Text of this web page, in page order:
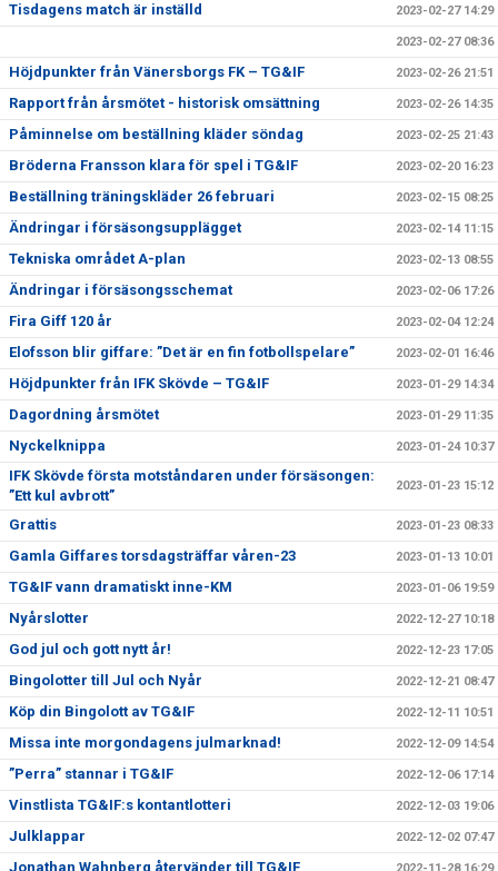
Tisdagens match är inställd 2023-02-27 14:29
2023-02-27 08:36
Höjdpunkter från Vänersborgs FK – TG&IF 2023-02-26 21:51
Rapport från årsmötet - historisk omsättning 2023-02-26 14:35
Påminnelse om beställning kläder söndag 2023-02-25 21:43
Bröderna Fransson klara för spel i TG&IF 2023-02-20 16:23
Beställning träningskläder 26 februari 2023-02-15 08:25
Ändringar i försäsongsupplägget 2023-02-14 11:15
Tekniska området A-plan 2023-02-13 08:55
Ändringar i försäsongsschemat 2023-02-06 17:26
Fira Giff 120 år 2023-02-04 12:24
Elofsson blir giffare: ”Det är en fin fotbollspelare” 2023-02-01 16:46
Höjdpunkter från IFK Skövde – TG&IF 2023-01-29 14:34
Dagordning årsmötet 2023-01-29 11:35
Nyckelknippa 2023-01-24 10:37
IFK Skövde första motståndaren under försäsongen:
”Ett kul avbrott”
2023-01-23 15:12
Grattis 2023-01-23 08:33
Gamla Giffares torsdagsträffar våren-23 2023-01-13 10:01
TG&IF vann dramatiskt inne-KM 2023-01-06 19:59
Nyårslotter 2022-12-27 10:18
God jul och gott nytt år! 2022-12-23 17:05
Bingolotter till Jul och Nyår 2022-12-21 08:47
Köp din Bingolott av TG&IF 2022-12-11 10:51
Missa inte morgondagens julmarknad! 2022-12-09 14:54
”Perra” stannar i TG&IF 2022-12-06 17:14
Vinstlista TG&IF:s kontantlotteri 2022-12-03 19:06
Julklappar 2022-12-02 07:47
Jonathan Wahnberg återvänder till TG&IF